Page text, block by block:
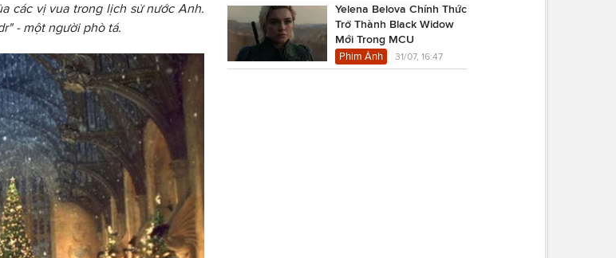
các vị vua trong lịch sử nước Anh.
- một người phò tá.
Yelena Belova Chính Thức
Trở Thành Black Widow
Mới Trong MCU
Phim Ảnh 31/07, 16:47